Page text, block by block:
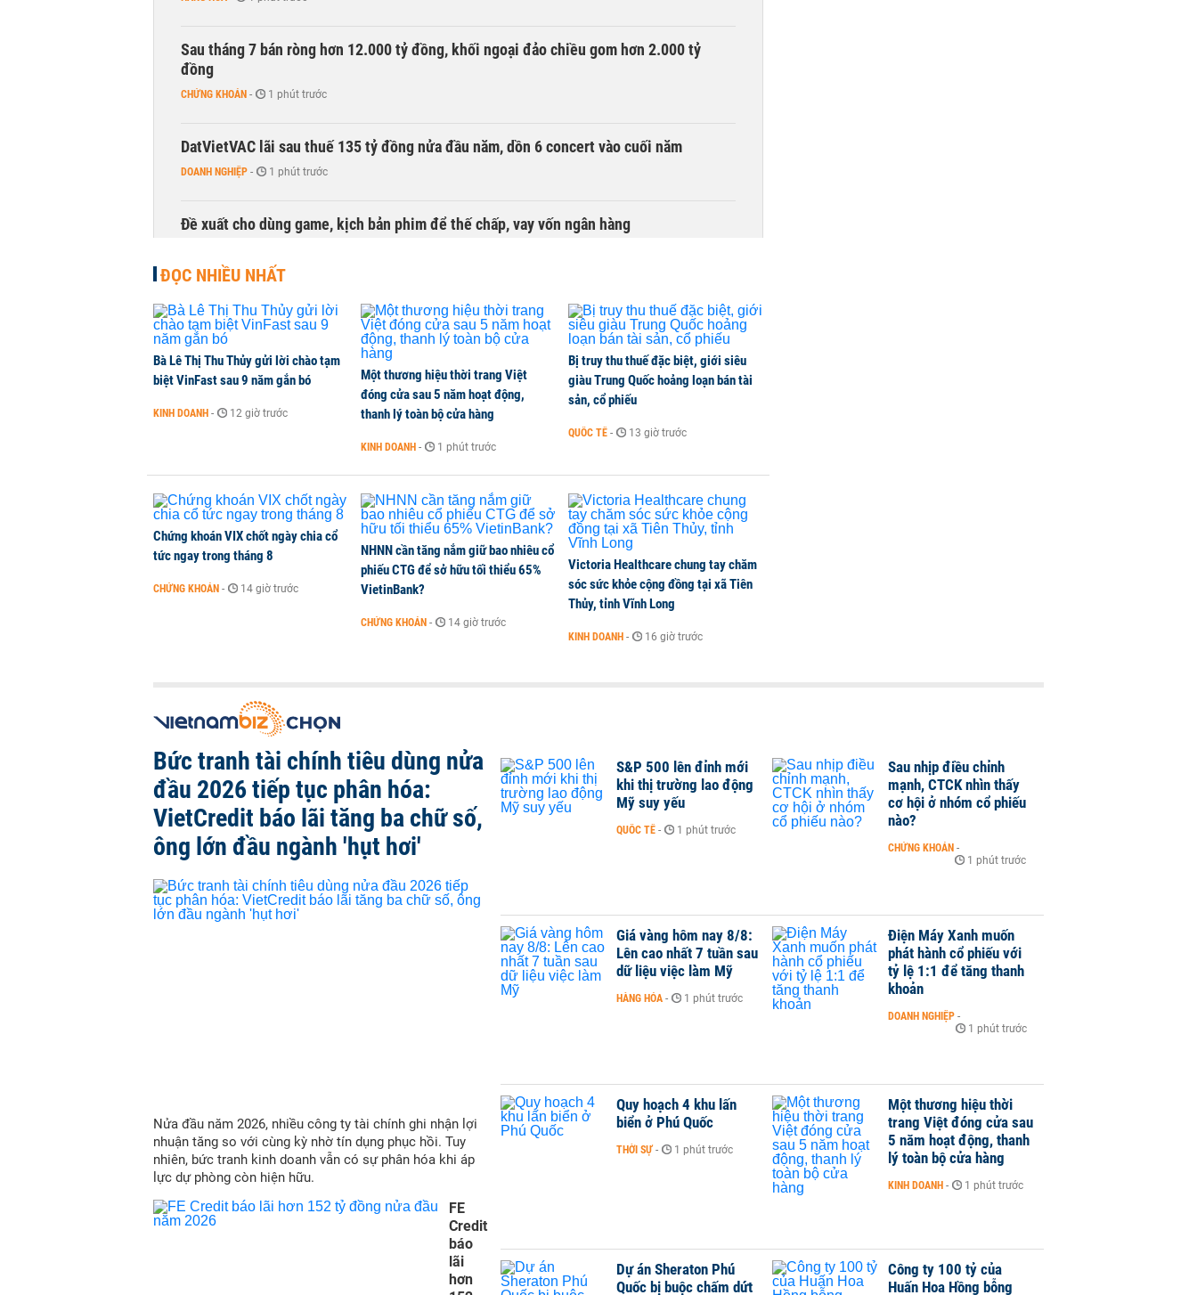
Sau tháng 7 bán ròng hơn 12.000 tỷ đồng, khối ngoại đảo chiều gom hơn 2.000 tỷ
đồng
CHỨNG KHOÁN - 1 phút trước
DatVietVAC lãi sau thuế 135 tỷ đồng nửa đầu năm, dồn 6 concert vào cuối năm
DOANH NGHIỆP - 1 phút trước
Đề xuất cho dùng game, kịch bản phim để thế chấp, vay vốn ngân hàng
ĐỌC NHIỀU NHẤT
Bà Lê Thị Thu Thủy gửi lời chào tạm
biệt VinFast sau 9 năm gắn bó
KINH DOANH - 12 giờ trước
Một thương hiệu thời trang Việt
đóng cửa sau 5 năm hoạt động,
thanh lý toàn bộ cửa hàng
KINH DOANH - 1 phút trước
Bị truy thu thuế đặc biệt, giới siêu
giàu Trung Quốc hoảng loạn bán tài
sản, cổ phiếu
QUỐC TẾ - 13 giờ trước
Chứng khoán VIX chốt ngày chia cổ
tức ngay trong tháng 8
CHỨNG KHOÁN - 14 giờ trước
NHNN cần tăng nắm giữ bao nhiêu cổ
phiếu CTG để sở hữu tối thiểu 65%
VietinBank?
CHỨNG KHOÁN - 14 giờ trước
Victoria Healthcare chung tay chăm
sóc sức khỏe cộng đồng tại xã Tiên
Thủy, tỉnh Vĩnh Long
KINH DOANH - 16 giờ trước
Bức tranh tài chính tiêu dùng nửa
đầu 2026 tiếp tục phân hóa:
VietCredit báo lãi tăng ba chữ số,
ông lớn đầu ngành 'hụt hơi'
Nửa đầu năm 2026, nhiều công ty tài chính ghi nhận lợi
nhuận tăng so với cùng kỳ nhờ tín dụng phục hồi. Tuy
nhiên, bức tranh kinh doanh vẫn có sự phân hóa khi áp
lực dự phòng còn hiện hữu.
FE
Credit
báo
lãi
hơn
S&P 500 lên đỉnh mới
khi thị trường lao động
Mỹ suy yếu
QUỐC TẾ - 1 phút trước
Sau nhịp điều chỉnh
mạnh, CTCK nhìn thấy
cơ hội ở nhóm cổ phiếu
nào?
CHỨNG KHOÁN -
1 phút trước
Giá vàng hôm nay 8/8:
Lên cao nhất 7 tuần sau
dữ liệu việc làm Mỹ
HÀNG HÓA - 1 phút trước
Điện Máy Xanh muốn
phát hành cổ phiếu với
tỷ lệ 1:1 để tăng thanh
khoản
DOANH NGHIỆP -
1 phút trước
Quy hoạch 4 khu lấn
biển ở Phú Quốc
THỜI SỰ - 1 phút trước
Một thương hiệu thời
trang Việt đóng cửa sau
5 năm hoạt động, thanh
lý toàn bộ cửa hàng
KINH DOANH - 1 phút trước
Dự án Sheraton Phú
Quốc bị buộc chấm dứt
Công ty 100 tỷ của
Huấn Hoa Hồng bỗng